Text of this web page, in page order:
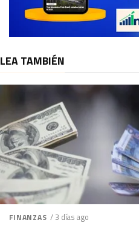
LEA TAMBIÉN
FINANZAS / 3 días ago